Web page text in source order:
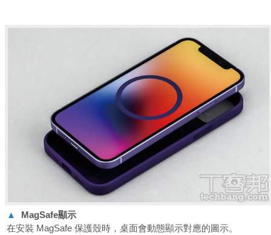
▲ MagSafe顯示
在安裝 MagSafe 保護殼時，桌面會動態顯示對應的圖示。